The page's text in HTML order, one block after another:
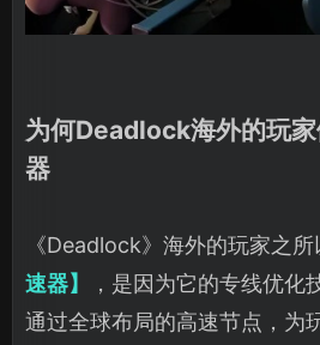
为何Deadlock海外的玩
器
《Deadlock》海外的玩家之
速器】
，是因为它的专线优化
通过全球布局的高速节点，为